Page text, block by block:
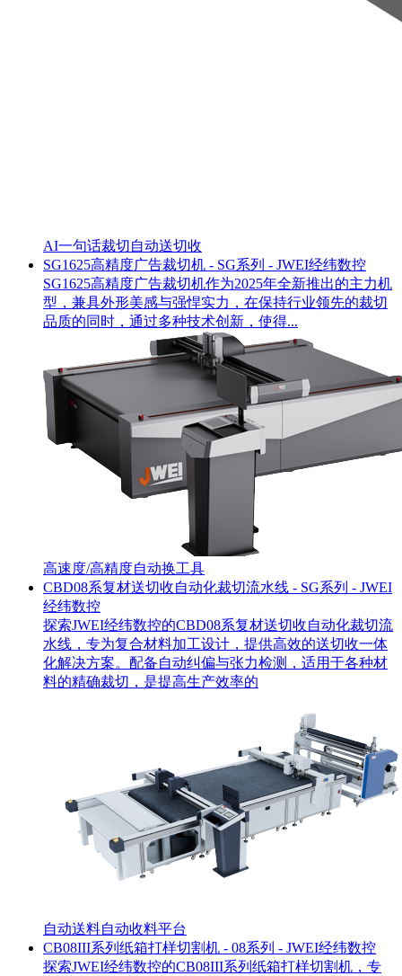
AI一句话裁切自动送切收
SG1625高精度广告裁切机 - SG系列 - JWEI经纬数控
SG1625高精度广告裁切机作为2025年全新推出的主力机
型，兼具外形美感与强悍实力，在保持行业领先的裁切
品质的同时，通过多种技术创新，使得...
高速度/高精度自动换工具
CBD08系复材送切收自动化裁切流水线 - SG系列 - JWEI
经纬数控
探索JWEI经纬数控的CBD08系复材送切收自动化裁切流
水线，专为复合材料加工设计，提供高效的送切收一体
化解决方案。配备自动纠偏与张力检测，适用于各种材
料的精确裁切，是提高生产效率的
自动送料自动收料平台
CB08III系列纸箱打样切割机 - 08系列 - JWEI经纬数控
探索JWEI经纬数控的CB08III系列纸箱打样切割机，专